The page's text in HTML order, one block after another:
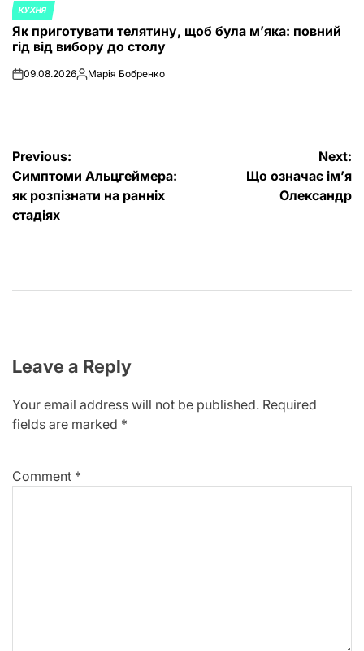
POSTED
IN
КУХНЯ
Як приготувати телятину, щоб була м’яка: повний
гід від вибору до столу
on09.08.2026Posted
Марія Бобренко
Post
navigation
Previous:
Симптоми Альцгеймера:
як розпізнати на ранніх
стадіях
Next:
Що означає ім’я
Олександр
Leave a Reply
Your email address will not be published. Required
fields are marked *
Comment *